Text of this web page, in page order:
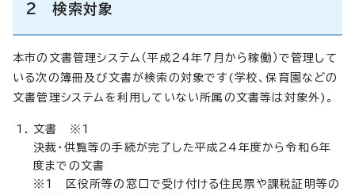
2 検索対象
本市の文書管理システム（平成24年7月から稼働）で管理して
いる次の簿冊及び文書が検索の対象です(学校、保育園などの
文書管理システムを利用していない所属の文書等は対象外)。
文書 ※1
決裁・供覧等の手続が完了した平成24年度から令和6年
度までの文書
※1 区役所等の窓口で受け付ける住民票や課税証明等の